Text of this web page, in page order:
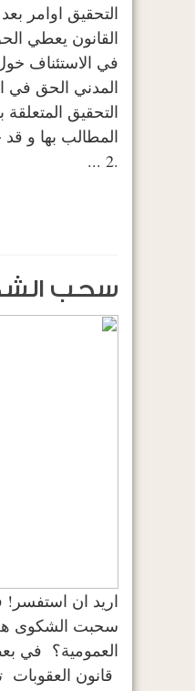
التحقيق اوامر
القانون يعطي
في الاستئناف
المدني الحق في
التحقيق المتعلقة
.2 ...
سحب
اريد ان استفسر!
سحبت الشكوى
العمومية؟ في
قانون